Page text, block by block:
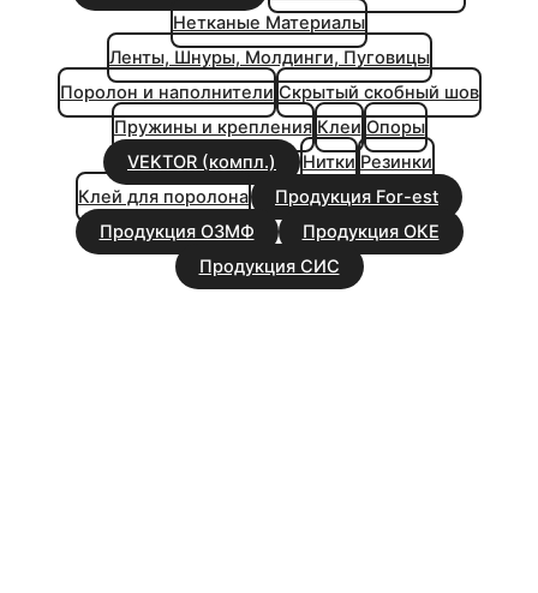
Нетканые Материалы
Ленты, Шнуры, Молдинги, Пуговицы
Поролон и наполнители Скрытый скобный шов
Пружины и крепления Клеи Опоры
VEKTOR (компл.)
Нитки Резинки
Клей для поролона
Продукция For-est
Продукция ОЗМФ
Продукция ОКЕ
Продукция СИС